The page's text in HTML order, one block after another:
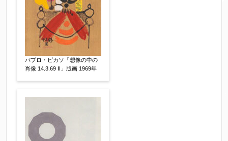
パブロ・ピカソ「想像の中の
肖像 14.3.69 II」版画 1969年